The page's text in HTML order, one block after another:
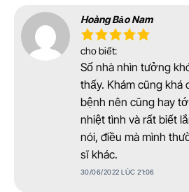
Hoàng Bảo Nam
cho biết:
Số nhà nhìn tưởng
thấy. Khám cũng khá
bệnh nên cũng hay
nhiệt tình và rất biết
nói, điều mà mình
sĩ khác.
30/06/2022 LÚC 21:06